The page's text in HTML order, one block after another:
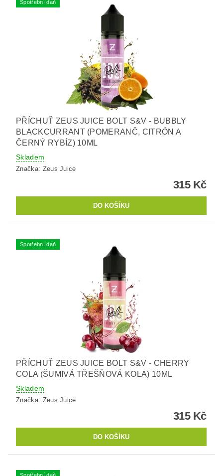
Spotřební daň
PŘÍCHUŤ ZEUS JUICE BOLT S&V - BUBBLY
BLACKCURRANT (POMERANČ, CITRÓN A
ČERNÝ RYBÍZ) 10ML
Skladem
Značka: Zeus Juice
315 Kč
Spotřební daň
PŘÍCHUŤ ZEUS JUICE BOLT S&V - CHERRY
COLA (ŠUMIVÁ TŘEŠŇOVÁ KOLA) 10ML
Skladem
Značka: Zeus Juice
315 Kč